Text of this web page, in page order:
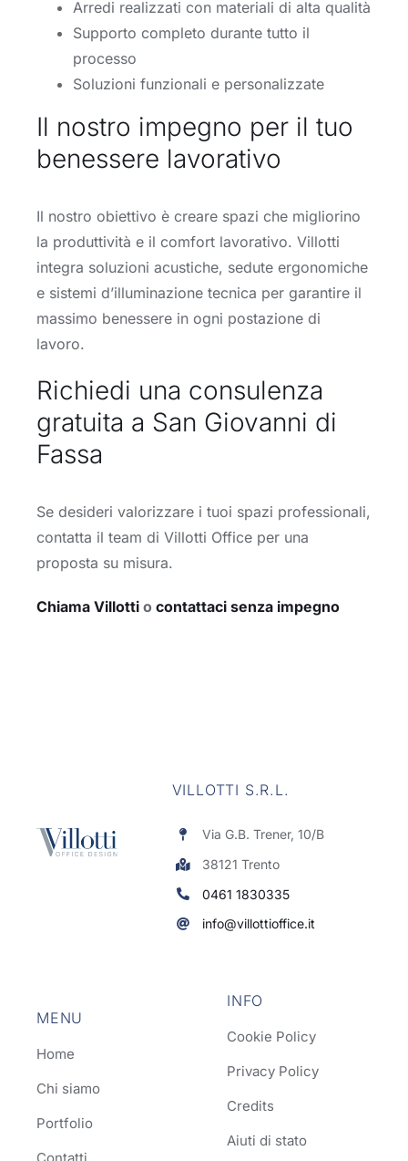
Arredi realizzati con materiali di alta qualità
Supporto completo durante tutto il
processo
Soluzioni funzionali e personalizzate
Il nostro impegno per il tuo
benessere lavorativo
Il nostro obiettivo è creare spazi che migliorino
la produttività e il comfort lavorativo. Villotti
integra soluzioni acustiche, sedute ergonomiche
e sistemi d’illuminazione tecnica per garantire il
massimo benessere in ogni postazione di
lavoro.
Richiedi una consulenza
gratuita a San Giovanni di
Fassa
Se desideri valorizzare i tuoi spazi professionali,
contatta il team di Villotti Office per una
proposta su misura.
Chiama Villotti o contattaci senza impegno
VILLOTTI S.R.L.
Via G.B. Trener, 10/B
38121 Trento
0461 1830335
info@villottioffice.it
MENU
Home
Chi siamo
Portfolio
INFO
Cookie Policy
Privacy Policy
Credits
Aiuti di stato